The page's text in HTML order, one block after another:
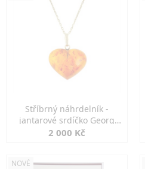
Stříbrný náhrdelník -
jantarové srdíčko Georg
Kramer
2 000 Kč
NOVÉ